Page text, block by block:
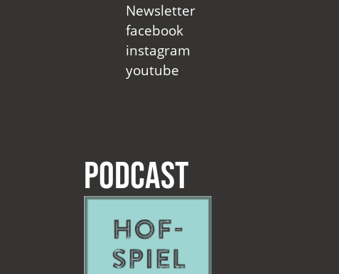
Newsletter
facebook
instagram
youtube
Podcast